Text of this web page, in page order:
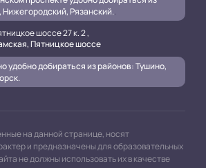
Нижегородский, Рязанский..
шоссе 27 к. 2 ,
Пятницкое шоссе
удобно добираться из районов: Тушино,
на данной странице, носят
и предназначены для образовательных
не должны использовать их в качестве